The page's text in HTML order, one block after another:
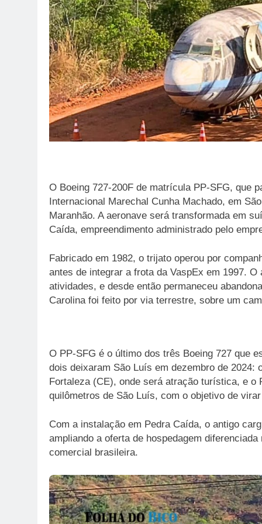
O Boeing 727-200F de matrícula PP-SFG, que
Internacional Marechal Cunha Machado, em
Maranhão. A aeronave será transformada em
Caída, empreendimento administrado pelo
Fabricado em 1982, o trijato operou por
antes de integrar a frota da VaspEx em 1997.
atividades, e desde então permaneceu
Carolina foi feito por via terrestre, sobre um
O PP-SFG é o último dos três Boeing 727 que
dois deixaram São Luís em dezembro de 2024:
Fortaleza (CE), onde será atração turística, e o
quilômetros de São Luís, com o objetivo de
Com a instalação em Pedra Caída, o antigo
ampliando a oferta de hospedagem
comercial brasileira.